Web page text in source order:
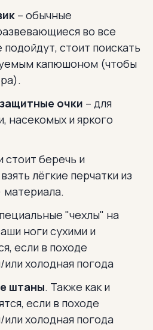
– обычные
во все
стоит поискать
капюшоном (чтобы
очки – для
насекомых и яркого
стоит беречь и
лёгкие перчатки из
"чехлы" на
ноги сухими и
если в походе
холодная погода
штаны. Также как и
если в походе
холодная погода